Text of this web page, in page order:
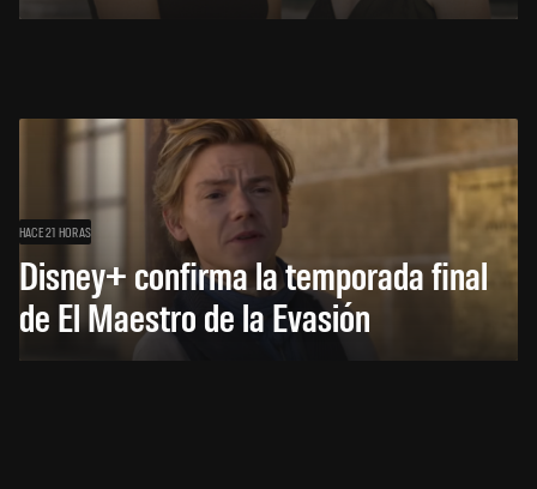
HACE 21 HORAS
Disney+ confirma la temporada final
de El Maestro de la Evasión